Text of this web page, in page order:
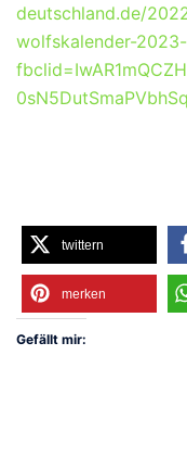
deutschland.de/
wolfskalender-
twittern
merken
Gefällt mir: